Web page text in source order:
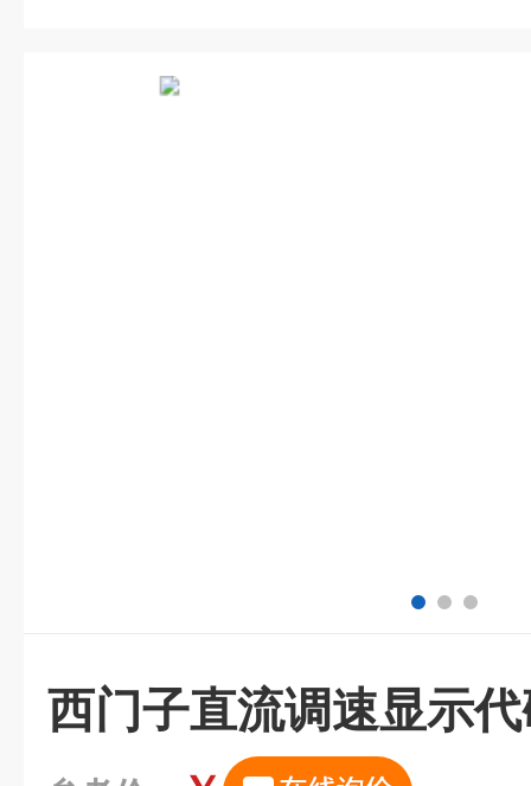
西门子直流调速显示